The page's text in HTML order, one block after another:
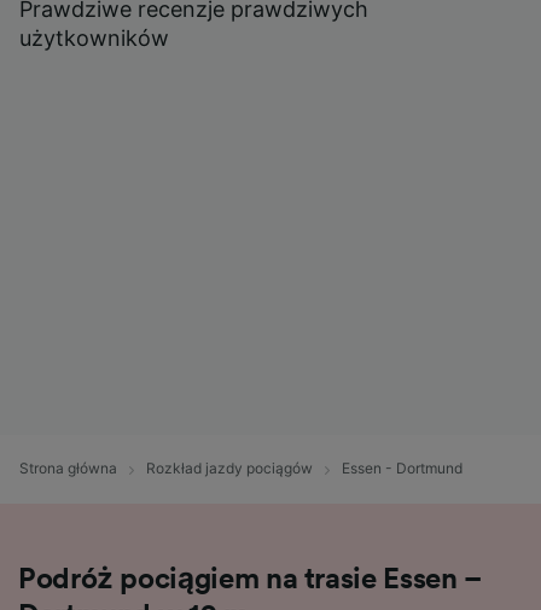
Prawdziwe recenzje prawdziwych
użytkowników
Strona główna Rozkład jazdy pociągów Essen - Dortmund
Podróż pociągiem na trasie Essen –